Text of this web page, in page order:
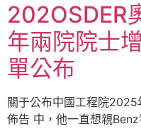
202OSDER
年兩院院士
單公布
關于公布中國工程院
佈告 中，他一直想親